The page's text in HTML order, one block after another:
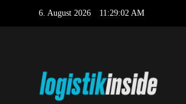
6. August 2026 11:29:03 AM